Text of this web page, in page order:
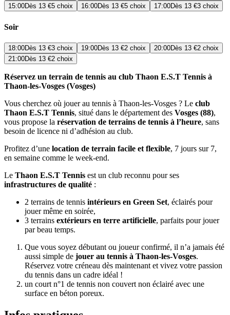
15:00Dès 13 €5 choix 16:00Dès 13 €5 choix 17:00Dès 13 €3 choix
Soir
18:00Dès 13 €3 choix 19:00Dès 13 €2 choix 20:00Dès 13 €2 choix
21:00Dès 13 €2 choix
Réservez un terrain de tennis au club Thaon E.S.T Tennis à
Thaon-les-Vosges (Vosges)
Vous cherchez où jouer au tennis à Thaon-les-Vosges ? Le club
Thaon E.S.T Tennis, situé dans le département des Vosges (88),
vous propose la réservation de terrains de tennis à l’heure, sans
besoin de licence ni d’adhésion au club.
Profitez d’une location de terrain facile et flexible, 7 jours sur 7,
en semaine comme le week-end.
Le Thaon E.S.T Tennis est un club reconnu pour ses
infrastructures de qualité :
2 terrains de tennis intérieurs en Green Set, éclairés pour
jouer même en soirée,
3 terrains extérieurs en terre artificielle, parfaits pour jouer
par beau temps.
Que vous soyez débutant ou joueur confirmé, il n’a jamais été
aussi simple de jouer au tennis à Thaon-les-Vosges.
Réservez votre créneau dès maintenant et vivez votre passion
du tennis dans un cadre idéal !
un court n°1 de tennis non couvert non éclairé avec une
surface en béton poreux.